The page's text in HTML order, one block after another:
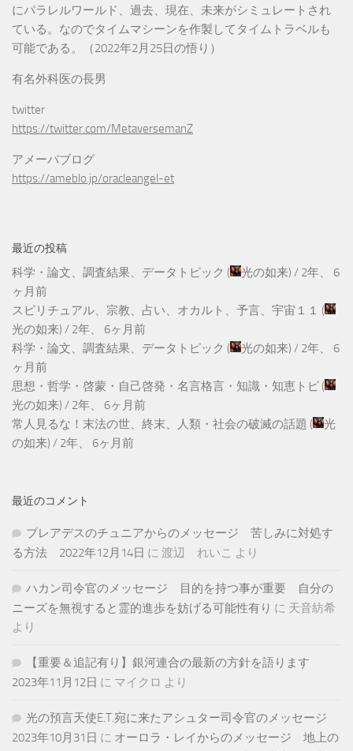
にパラレルワールド、過去、現在、未来がシミュレートされ
ている。なのでタイムマシーンを作製してタイムトラベルも
可能である。（2022年2月25日の悟り）
有名外科医の長男
twitter
https://twitter.com/MetaversemanZ
アメーバブログ
https://ameblo.jp/oracleangel-et
最近の投稿
科学・論文、調査結果、データトピック ( 光の如来) / 2年、 6
ヶ月前
スピリチュアル、宗教、占い、オカルト、予言、宇宙１１ (
光の如来) / 2年、 6ヶ月前
科学・論文、調査結果、データトピック ( 光の如来) / 2年、 6
ヶ月前
思想・哲学・啓蒙・自己啓発・名言格言・知識・知恵トピ (
光の如来) / 2年、 6ヶ月前
常人見るな！末法の世、終末、人類・社会の破滅の話題 (
光
の如来) / 2年、 6ヶ月前
最近のコメント
プレアデスのチュニアからのメッセージ 苦しみに対処す
る方法 2022年12月14日 に 渡辺 れいこ より
ハカン司令官のメッセージ 目的を持つ事が重要 自分の
ニーズを無視すると霊的進歩を妨げる可能性有り に 天音紡希
より
【重要＆追記有り】銀河連合の最新の方針を語ります
2023年11月12日 に マイクロ より
光の預言天使E.T.宛に来たアシュター司令官のメッセージ
2023年10月31日 に オーロラ・レイからのメッセージ 地上の